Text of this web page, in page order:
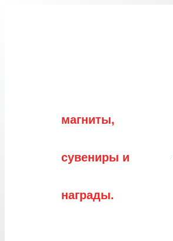
магниты,
сувениры и
награды.